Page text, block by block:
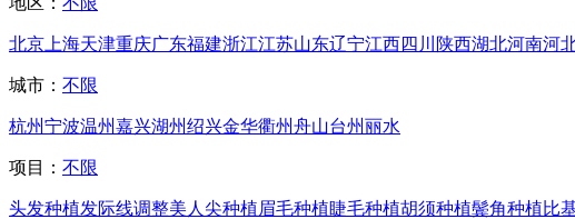
北京 上海天津重庆广东福建浙江江苏山东辽宁江西四川 陕西湖北河南河
城市： 不限
杭州宁波温州嘉兴湖州绍兴金华衢州舟山台州丽水
项目： 不限
头发种植发际线调整美人尖种植眉毛种植睫毛种植胡须种植鬓角种植比